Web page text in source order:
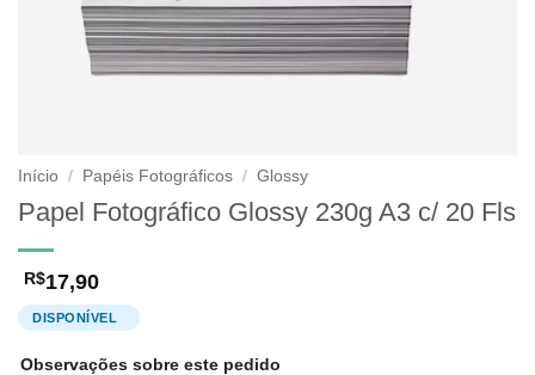
Início / Papéis Fotográficos / Glossy
Papel Fotográfico Glossy 230g A3 c/ 20 Fls
R$17,90
Observações sobre este pedido